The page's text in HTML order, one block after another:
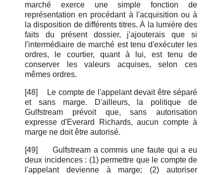
marché exerce une simple fonction de
représentation en procédant à l'acquisition ou à
la disposition de différents titres. À la lumière des
faits du présent dossier, j'ajouterais que si
l'intermédiaire de marché est tenu d'exécuter les
ordres, le courtier, quant à lui, est tenu de
conserver les valeurs acquises, selon ces
mêmes ordres.
[48]
Le compte de l'appelant devait être séparé
et sans marge. D'ailleurs, la politique de
Gulfstream prévoit que, sans autorisation
expresse d'Everard Richards, aucun compte à
marge ne doit être autorisé.
[49]
Gulfstream a commis une faute qui a eu
deux incidences : (1) permettre que le compte de
l'appelant devienne à marge; (2) autoriser